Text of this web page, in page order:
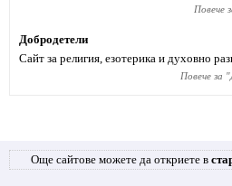
Повече
Добродетели
Сайт за религия, езотерика и духовно
Повече за "
Още сайтове можете да откриете в